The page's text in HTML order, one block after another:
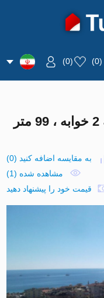
(
0
)
(
0
)
آپارتمان در ALANYA ، ترکیه 2 خوابه ، 99 متر
به مقایسه اضافه کنید (
0
)
مشاهده شده (1)
قیمت خود را پیشنهاد دهید